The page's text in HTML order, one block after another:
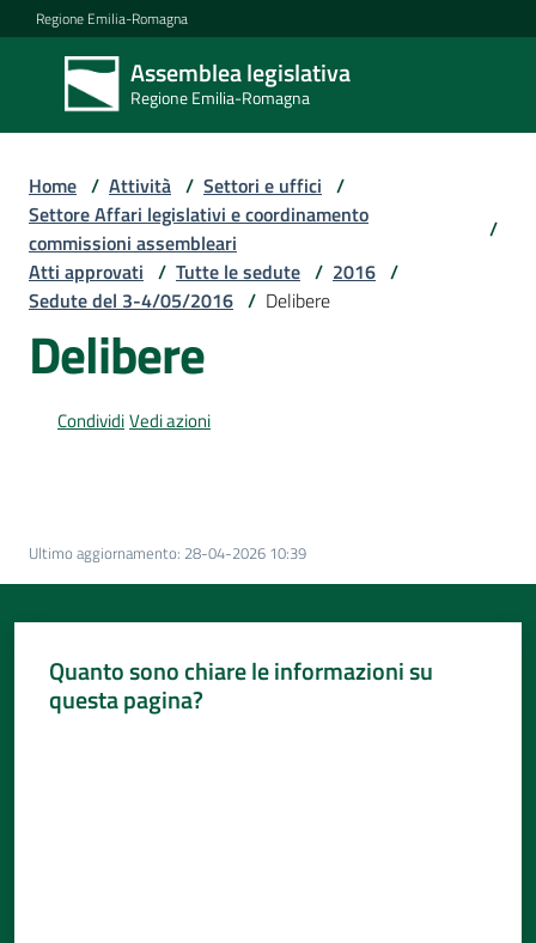
Vai al contenuto
Vai alla navigazione
Vai al footer
Regione Emilia-Romagna
Assemblea legislativa
Regione Emilia-Romagna
Assemblea
legislativa
Regione Emilia-
Assemblea
Attività
Per
Per
cittadini
Home / Attività / Settori e uffici /
Settore Affari legislativi e coordinamento
commissioni assembleari
/
Atti approvati / Tutte le sedute / 2016 /
Sedute del 3-4/05/2016 / Delibere
Delibere
CondividiVedi azioni
Ultimo aggiornamento: 28-04-2026 10:39
Quanto sono chiare le informazioni su
questa pagina?